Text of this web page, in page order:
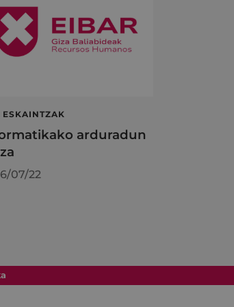
ESKAINTZAK
arduradun
07/22